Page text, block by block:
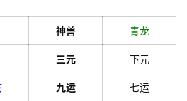
神兽 青龙
三元 下元
九运 七运